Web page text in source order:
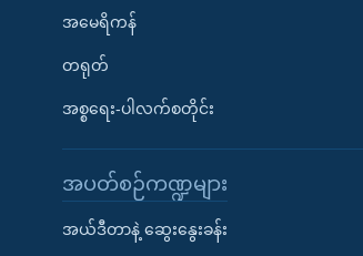
အမေရိကန်
တရုတ်
အစ္စရေး-ပါလက်စတိုင်း
အပတ်စဉ်ကဏ္ဍများ
အယ်ဒီတာနဲ့ ဆွေးနွေးခန်း